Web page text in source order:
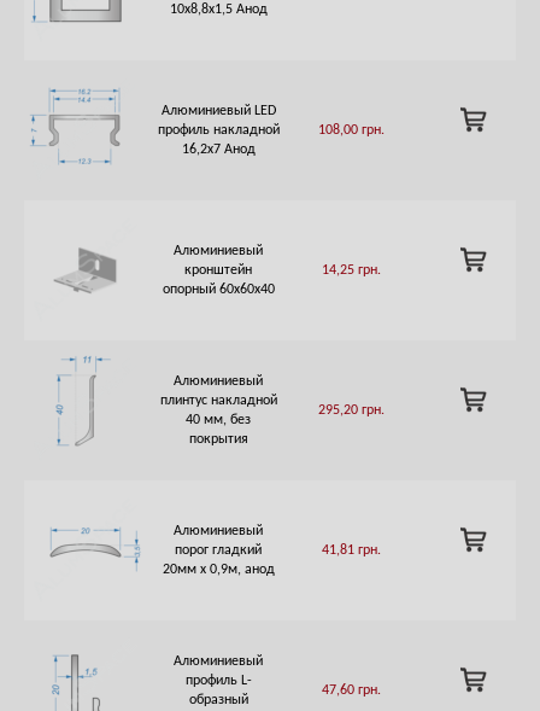
10х8,8х1,5 Анод
Алюминиевый LED
профиль накладной
16,2х7 Анод
108,00 грн.
ADD
TO
Алюминиевый
кронштейн
опорный 60х60х40
14,25 грн.
ADD
TO
Алюминиевый
плинтус накладной
40 мм, без
покрытия
295,20 грн.
ADD
TO
Алюминиевый
порог гладкий
20мм х 0,9м, анод
41,81 грн.
ADD
TO
Алюминиевый
профиль L-
образный
47,60 грн.
ADD
TO